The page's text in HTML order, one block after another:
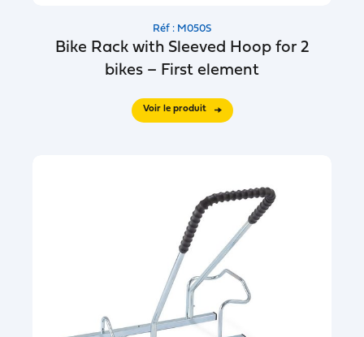
Réf : M050S
Bike Rack with Sleeved Hoop for 2
bikes – First element
Voir le produit